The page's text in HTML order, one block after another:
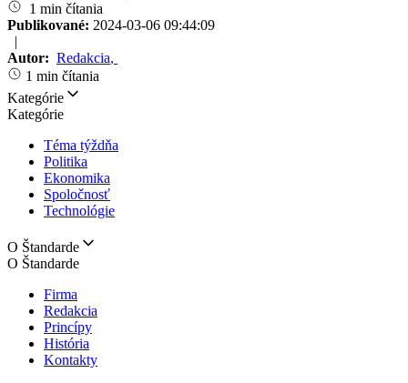
1 min čítania
Publikované: 2024-03-06 09:44:09
|
Autor: Redakcia,
1 min čítania
Kategórie
Kategórie
Téma týždňa
Politika
Ekonomika
Spoločnosť
Technológie
O Štandarde
O Štandarde
Firma
Redakcia
Princípy
História
Kontakty